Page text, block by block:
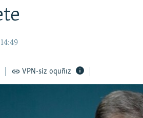
VPN-siz oquñız